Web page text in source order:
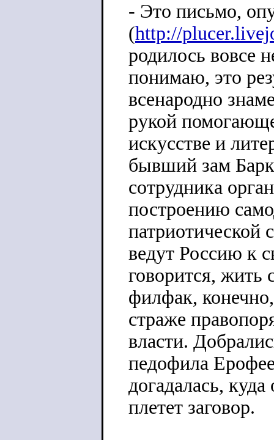
- Это письмо,
(http://
родилось вовсе
понимаю, это
всенародно
рукой
искусстве и
бывший зам
сотрудника
построению
патриотической
ведут Россию к
говорится, жить
филфак,
страже
власти.
педофила
догадалась,
плетет заговор.